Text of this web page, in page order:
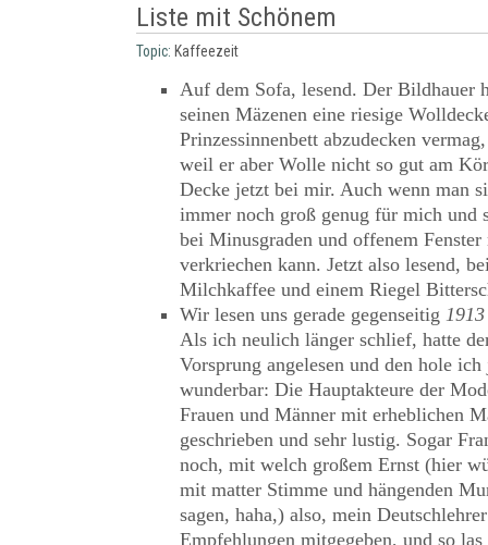
Liste mit Schönem
Topic: Kaffeezeit
Auf dem Sofa, lesend. Der Bildhauer
seinen Mäzenen eine riesige
Prinzessinnenbett abzudecken
weil er aber Wolle nicht so gut am
Decke jetzt bei mir. Auch wenn man
immer noch groß genug für mich und
bei Minusgraden und offenem Fenster
verkriechen kann. Jetzt also lesend,
Milchkaffee und einem Riegel
Wir lesen uns gerade gegenseitig 1913
Als ich neulich länger schlief, hatte
Vorsprung angelesen und den hole
wunderbar: Die Hauptakteure der
Frauen und Männer mit erheblichen
geschrieben und sehr lustig. Sogar
noch, mit welch großem Ernst (hier
mit matter Stimme und hängenden
sagen, haha,) also, mein
Empfehlungen mitgegeben, und so